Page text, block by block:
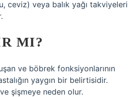
ceviz) veya balık yağı takviyeleri
MI?
ve böbrek fonksiyonlarının
yaygın bir belirtisidir.
şişmeye neden olur.